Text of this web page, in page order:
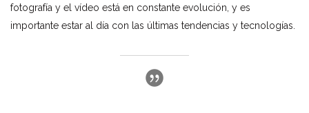
fotografía y el vídeo está en constante evolución, y es
importante estar al día con las últimas tendencias y tecnologías.